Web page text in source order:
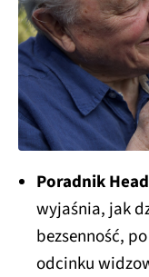
Poradnik
wyjaśnia, jak
bezsenność,
odcinku